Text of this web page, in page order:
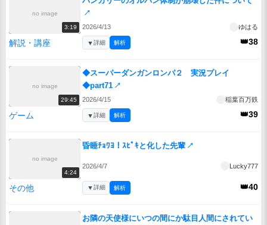
no image
3:19
↗
2026/4/13 ゆはる
解説・講座 👑38
▼詳細 解析
no image
29:45
◆スーパーダンガンロンパ２ 実況プレイ
◆part71 ↗
2026/4/15 稲葉百万鉄
ゲーム 👑39
▼詳細 解析
no image
4:24
昏睡ﾁｮﾜﾖ！ｽﾋﾟｷと化した先輩 ↗
2026/4/7 Lucky777
その他 👑40
▼詳細 解析
お隣の天使様にいつの間にか駄目人間にされてい